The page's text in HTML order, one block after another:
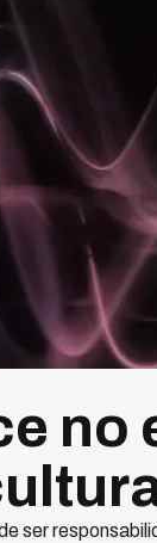
no
ser